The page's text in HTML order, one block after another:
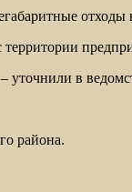
уточнили в
района.